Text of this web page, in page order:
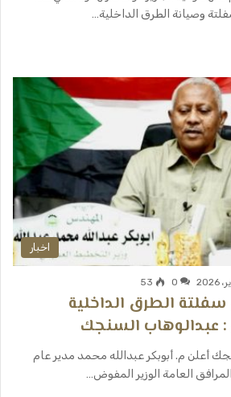
وصيانة الطرق الداخلية…
اخبار
0
53
الطرق الداخلية
: عبدالوهاب السنجك
أعلن م. أبوبكر عبدالله محمد مدير عام
العامة الوزير المفوض…